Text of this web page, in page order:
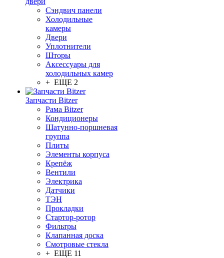
Сэндвич панели
Холодильные
камеры
Двери
Уплотнители
Шторы
Аксессуары для
холодильных камер
+ ЕЩЕ 2
Запчасти Bitzer
Рама Bitzer
Кондиционеры
Шатунно-поршневая
группа
Плиты
Элементы корпуса
Крепёж
Вентили
Электрика
Датчики
ТЭН
Прокладки
Стартор-ротор
Фильтры
Клапанная доска
Смотровые стекла
+ ЕЩЕ 11